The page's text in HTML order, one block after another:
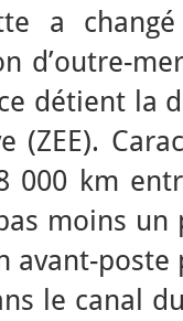
a
d’outre-
détient la
(ZEE).
000 km
moins
avant-poste
le canal